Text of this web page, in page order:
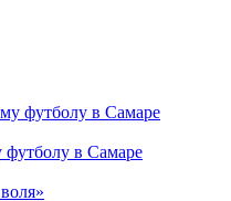
футболу в Самаре